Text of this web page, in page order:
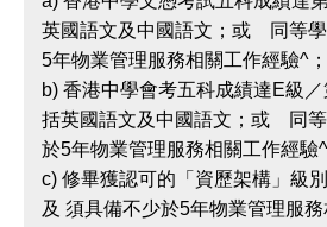
英國語文及中國語文；或 同等
5年物業管理服務相關工作經驗^
b) 香港中學會考五科成績達E級
括英國語文及中國語文；或 同
於5年物業管理服務相關工作經驗
c) 修畢獲認可的「資歷架構」級
及 須具備不少於5年物業管理服